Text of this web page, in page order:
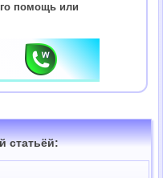
помощь или
статьёй: